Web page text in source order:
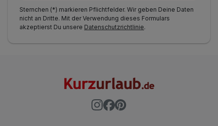
Sternchen (*) markieren Pflichtfelder. Wir geben Deine Daten
nicht an Dritte. Mit der Verwendung dieses Formulars
akzeptierst Du unsere Datenschutzrichtlinie.